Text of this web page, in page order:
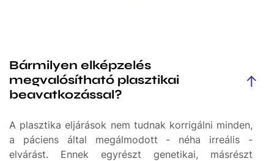
Bármilyen elképzelés
megvalósítható plasztikai
beavatkozással?
A plasztika eljárások nem tudnak korrigálni minden,
a páciens által megálmodott - néha irreális -
elvárást. Ennek egyrészt genetikai, másrészt